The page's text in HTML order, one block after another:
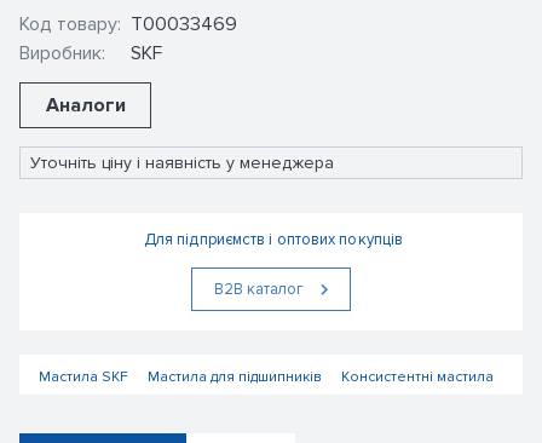
Код товару:
Виробник:
Т00033469
SKF
Аналоги
Уточніть ціну і наявність у менеджера
Для підприємств і оптових покупців
В2В каталог
Мастила SKF Мастила для підшипників Консистентні мастила